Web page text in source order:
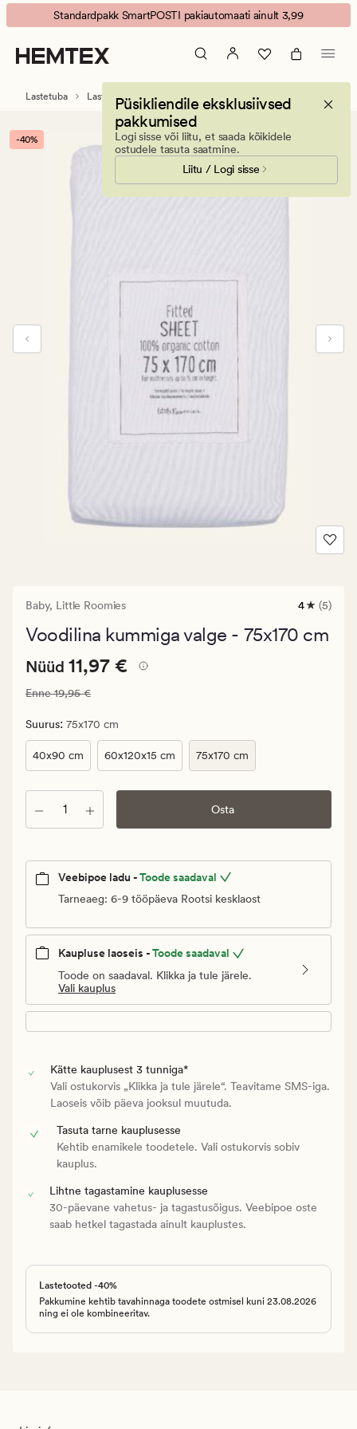
Baby
voodilina
kummiga
valge
Animated
banner.
Press
ESCAPE
Standardpakk SmartPOSTI pakiautomaati ainult 3,99
Püsikliendile eksklusiivsed
pakkumised
Logi sisse või liitu, et saada kõikidele
ostudele tasuta saatmine.
Liitu / Logi sisse
Lastetuba Laste ja beebide aluslinad
-40%
Baby, Little Roomies
5
keskmise
4 (5)
Voodilina kummiga valge - 75x170 cm
Nåværende
11,97
€.
Vanlig
pris_ee
19,95
€
Nåværende pris_ee
Nüüd 11,97 €
Vanlig pris_ee
Enne19,95 €
Suurus: 75x170 cm
40x90 cm 60x120x15 cm 75x170 cm
Kogus Osta
Veebipoe ladu -Toode saadaval
Tarneaeg: 6-9 tööpäeva Rootsi kesklaost
Kaupluse laoseis -Toode saadaval
Toode on saadaval. Klikka ja tule järele.
Vali kauplus
Kätte kauplusest 3 tunniga*
Vali ostukorvis „Klikka ja tule järele“. Teavitame SMS-iga.
Laoseis võib päeva jooksul muutuda.
Tasuta tarne kauplusesse
Kehtib enamikele toodetele. Vali ostukorvis sobiv
kauplus.
Lihtne tagastamine kauplusesse
30-päevane vahetus- ja tagastusõigus. Veebipoe oste
saab hetkel tagastada ainult kauplustes.
Lastetooted -40%
Pakkumine kehtib tavahinnaga toodete ostmisel kuni 23.08.2026
ning ei ole kombineeritav.